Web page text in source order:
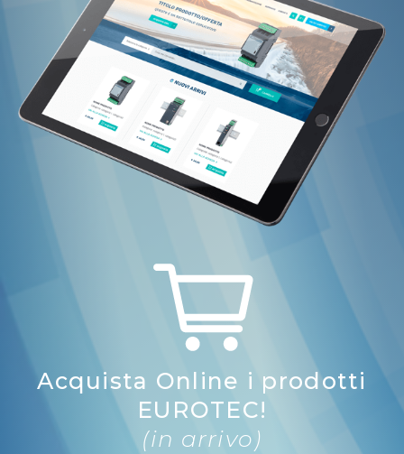
Acquista Online i prodotti
EUROTEC!
(in arrivo)